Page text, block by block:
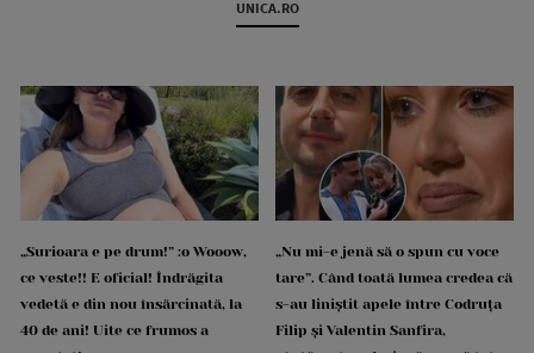
UNICA.RO
„Surioara e pe drum!” :o Wooow,
ce veste!! E oficial! Îndrăgita
vedetă e din nou însărcinată, la
40 de ani! Uite ce frumos a
„Nu mi-e jenă să o spun cu voce
tare”. Când toată lumea credea că
s-au liniștit apele între Codruța
Filip și Valentin Sanfira,